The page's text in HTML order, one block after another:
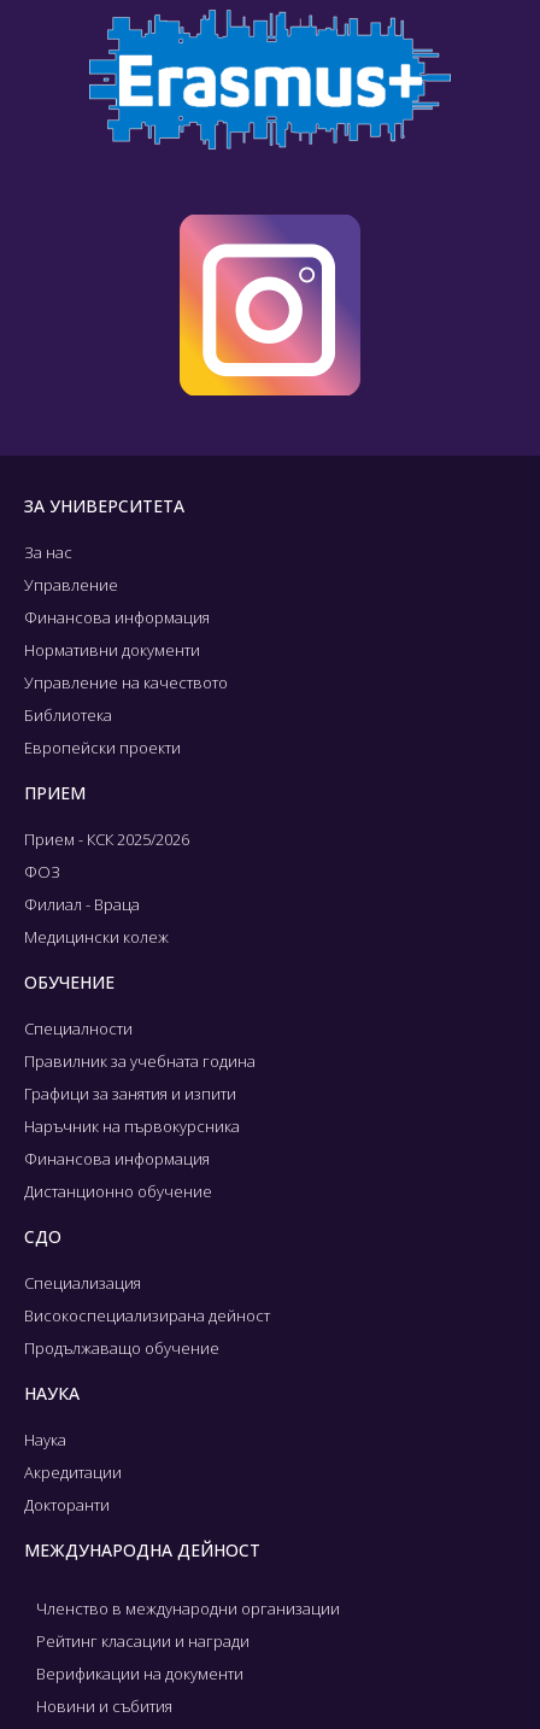
ЗА УНИВЕРСИТЕТА
За нас
Управление
Финансова информация
Нормативни документи
Управление на качеството
Библиотека
Европейски проекти
ПРИЕМ
Прием - КСК 2025/2026
ФОЗ
Филиал - Враца
Медицински колеж
ОБУЧЕНИЕ
Специалности
Правилник за учебната година
Графици за занятия и изпити
Наръчник на първокурсника
Финансова информация
Дистанционно обучение
СДО
Специализация
Високоспециализирана дейност
Продължаващо обучение
НАУКА
Наука
Акредитации
Докторанти
МЕЖДУНАРОДНА ДЕЙНОСТ
Членство в международни организации
Рейтинг класации и награди
Верификации на документи
Новини и събития